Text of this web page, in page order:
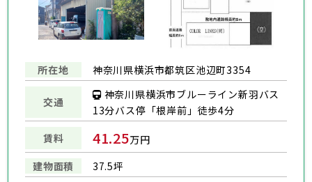
所在地 神奈川県横浜市都筑区池辺町3354
交通
神奈川県横浜市ブルーライン新羽バス
13分バス停「根岸前」徒歩4分
賃料
41.25万円
建物面積
37.5坪